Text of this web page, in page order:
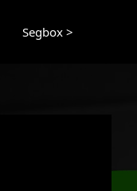
Segbox >